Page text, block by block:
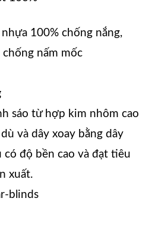
100% chống nắng,
nấm mốc
sáo từ hợp kim nhôm cao
và dây xoay bằng dây
độ bền cao và đạt tiêu
xuất.
blinds